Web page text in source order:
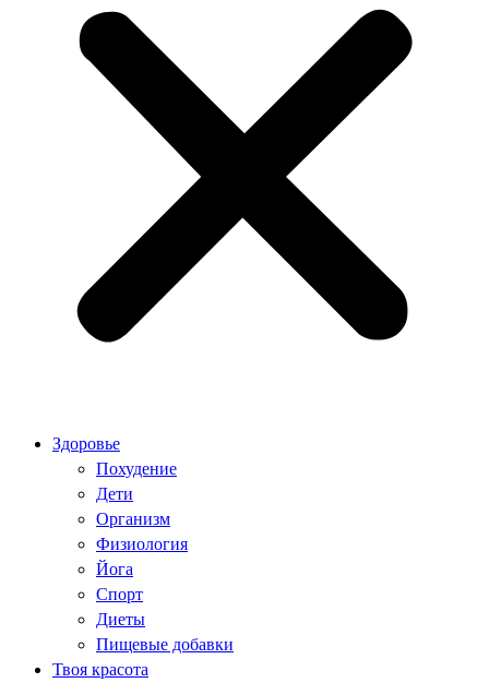
Здоровье
Похудение
Дети
Организм
Физиология
Йога
Спорт
Диеты
Пищевые добавки
Твоя красота